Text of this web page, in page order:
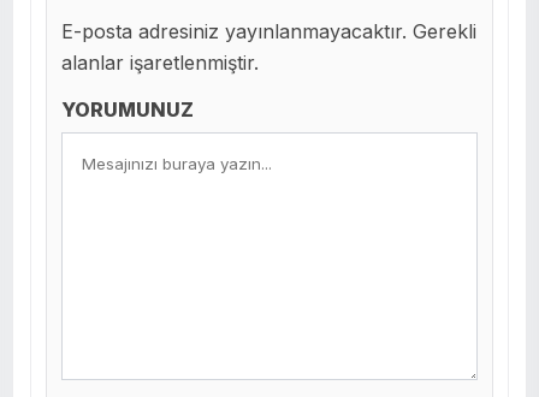
E-posta adresiniz yayınlanmayacaktır. Gerekli
alanlar işaretlenmiştir.
YORUMUNUZ